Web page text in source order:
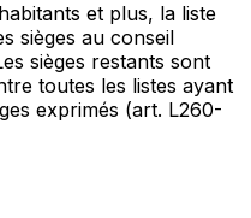
et plus, la liste
sièges au conseil
sièges restants sont
toutes les listes ayant
exprimés (art. L260-